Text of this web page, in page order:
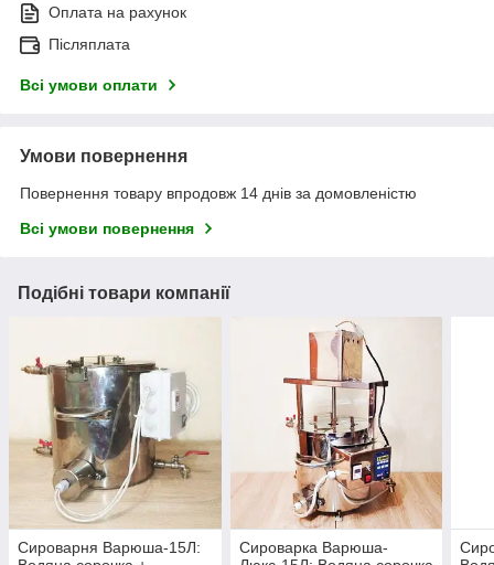
Оплата на рахунок
Післяплата
Всі умови оплати
Умови повернення
Повернення товару впродовж 14 днів за домовленістю
Всі умови повернення
Подібні товари компанії
Сироварня Варюша-15Л:
Сироварка Варюша-